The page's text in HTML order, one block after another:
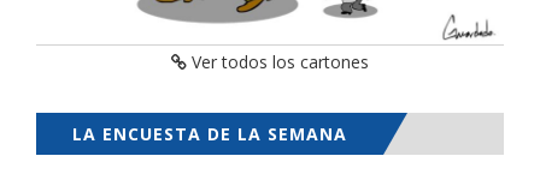
Ver todos los cartones
LA ENCUESTA DE LA SEMANA